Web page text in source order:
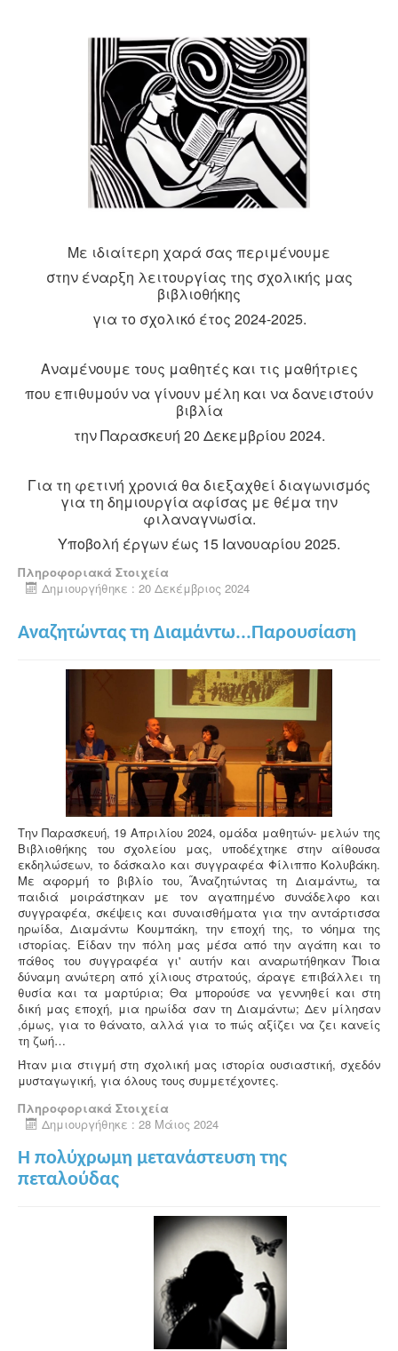
Με ιδιαίτερη χαρά σας περιμένουμε
στην έναρξη λειτουργίας της σχολικής μας
βιβλιοθήκης
για το σχολικό έτος 2024-2025.
Αναμένουμε τους μαθητές και τις μαθήτριες
που επιθυμούν να γίνουν μέλη και να δανειστούν
βιβλία
την Παρασκευή 20 Δεκεμβρίου 2024.
Για τη φετινή χρονιά θα διεξαχθεί διαγωνισμός
για τη δημιουργία αφίσας με θέμα την
φιλαναγνωσία.
Υποβολή έργων έως 15 Ιανουαρίου 2025.
Πληροφοριακά Στοιχεία
Δημιουργήθηκε : 20 Δεκέμβριος 2024
Αναζητώντας τη Διαμάντω...Παρουσίαση
Την Παρασκευή, 19 Απριλίου 2024, ομάδα μαθητών- μελών της
Βιβλιοθήκης του σχολείου μας, υποδέχτηκε στην αίθουσα
εκδηλώσεων, το δάσκαλο και συγγραφέα Φίλιππο Κολυβάκη.
Με αφορμή το βιβλίο του, ֞Αναζητώντας τη Διαμάντω֦, τα
παιδιά μοιράστηκαν με τον αγαπημένο συνάδελφο και
συγγραφέα, σκέψεις και συναισθήματα για την αντάρτισσα
ηρωίδα, Διαμάντω Κουμπάκη, την εποχή της, το νόημα της
ιστορίας. Είδαν την πόλη μας μέσα από την αγάπη και το
πάθος του συγγραφέα γι' αυτήν και αναρωτήθηκαν ֞Ποια
δύναμη ανώτερη από χίλιους στρατούς, άραγε επιβάλλει τη
θυσία και τα μαρτύρια; Θα μπορούσε να γεννηθεί και στη
δική μας εποχή, μια ηρωίδα σαν τη Διαμάντω; Δεν μίλησαν
,όμως, για το θάνατο, αλλά για το πώς αξίζει να ζει κανείς
τη ζωή…
Ήταν μια στιγμή στη σχολική μας ιστορία ουσιαστική, σχεδόν
μυσταγωγική, για όλους τους συμμετέχοντες.
Πληροφοριακά Στοιχεία
Δημιουργήθηκε : 28 Μάιος 2024
Η πολύχρωμη μετανάστευση της
πεταλούδας